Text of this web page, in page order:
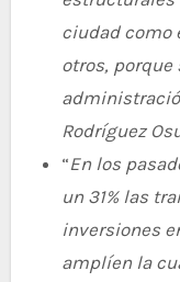
ciudad como
otros,
Rodríguez
“En los
un 31% las
inversiones
amplíen la